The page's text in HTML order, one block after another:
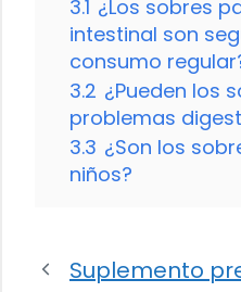
3.1 ¿Los sobres
intestinal son
consumo
3.2 ¿Pueden los
problemas
3.3 ¿Son los
niños?
Suplemento